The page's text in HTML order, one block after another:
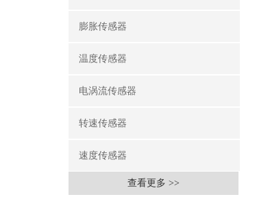
膨胀传感器
温度传感器
电涡流传感器
转速传感器
速度传感器
查看更多 >>